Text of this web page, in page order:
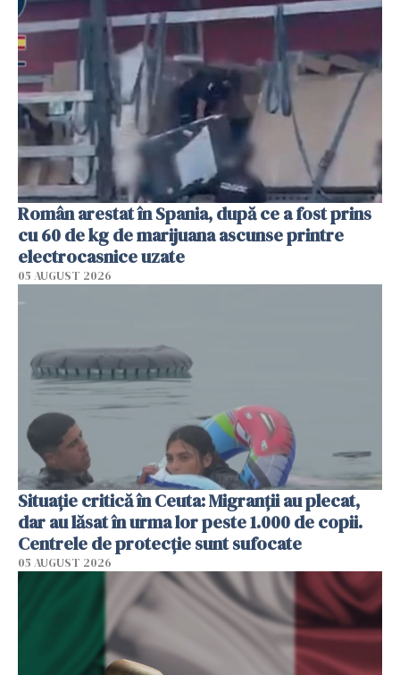
Român arestat în Spania, după ce a fost prins
cu 60 de kg de marijuana ascunse printre
electrocasnice uzate
05 AUGUST 2026
Situație critică în Ceuta: Migranții au plecat,
dar au lăsat în urma lor peste 1.000 de copii.
Centrele de protecție sunt sufocate
05 AUGUST 2026